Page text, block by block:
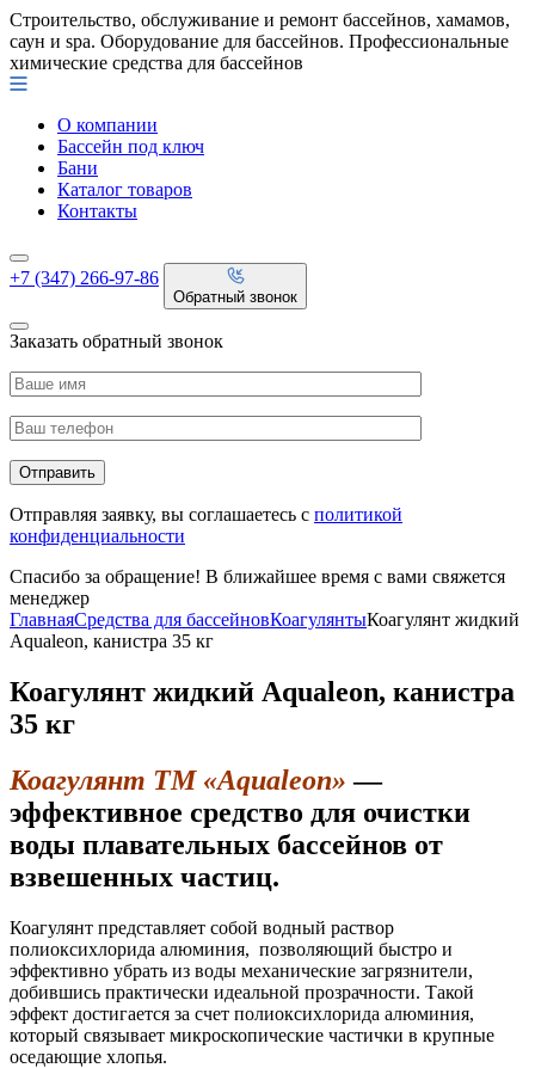
Строительство, обслуживание и ремонт бассейнов, хамамов,
саун и spa. Оборудование для бассейнов. Профессиональные
химические средства для бассейнов
О компании
Бассейн под ключ
Бани
Каталог товаров
Контакты
+7 (347) 266-97-86
Обратный звонок
Заказать обратный звонок
Отправляя заявку, вы соглашаетесь с политикой
конфиденциальности
Спасибо за обращение! В ближайшее время с вами свяжется
менеджер
ГлавнаяСредства для бассейновКоагулянтыКоагулянт жидкий
Aqualeon, канистра 35 кг
Коагулянт жидкий Aqualeon, канистра
35 кг
Коагулянт ТМ «Aqualeon» —
эффективное средство для очистки
воды плавательных бассейнов от
взвешенных частиц.
Коагулянт представляет собой водный раствор
полиоксихлорида алюминия, позволяющий быстро и
эффективно убрать из воды механические загрязнители,
добившись практически идеальной прозрачности. Такой
эффект достигается за счет полиоксихлорида алюминия,
который связывает микроскопические частички в крупные
оседающие хлопья.